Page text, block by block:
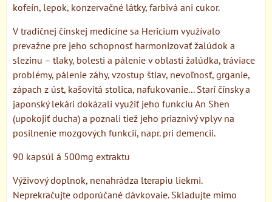
kofeín, lepok, konzervačné látky, farbivá ani cukor.
V tradičnej čínskej medicíne sa Hericium využívalo
prevažne pre jeho schopnosť harmonizovať žalúdok a
slezinu – tlaky, bolesti a pálenie v oblasti žalúdka, tráviace
problémy, pálenie záhy, vzostup štiav, nevoľnosť, grganie,
zápach z úst, kašovitá stolica, nafukovanie... Starí čínsky a
japonský lekári dokázali využiť jeho funkciu An Shen
(upokojiť ducha) a poznali tiež jeho priaznivý vplyv na
posilnenie mozgových funkcií, napr. pri demencii.
90 kapsúl á 500mg extraktu
Výživový doplnok, nenahrádza lterapiu liekmi.
Neprekračujte odporúčané dávkovaie. Skladujte mimo